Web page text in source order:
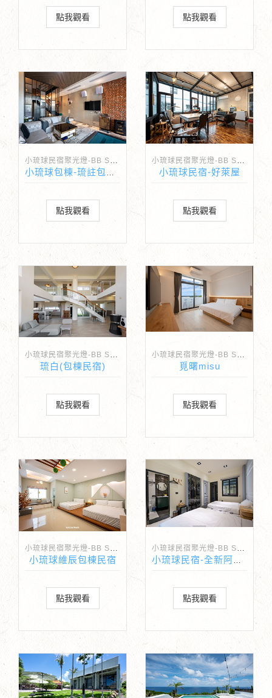
點我觀看 點我觀看
小琉球民宿聚光燈-BB Spotlight
小琉球包棟-琉註包棟民宿
點我觀看
小琉球民宿聚光燈-BB Spotlight
小琉球民宿-好萊屋
點我觀看
琉白(包棟民宿)
點我觀看
覓曙misu
點我觀看
小琉球民宿聚光燈-BB Spotlight
小琉球維辰包棟民宿
點我觀看
小琉球民宿聚光燈-BB Spotlight
小琉球民宿-全新阿雅娜
點我觀看